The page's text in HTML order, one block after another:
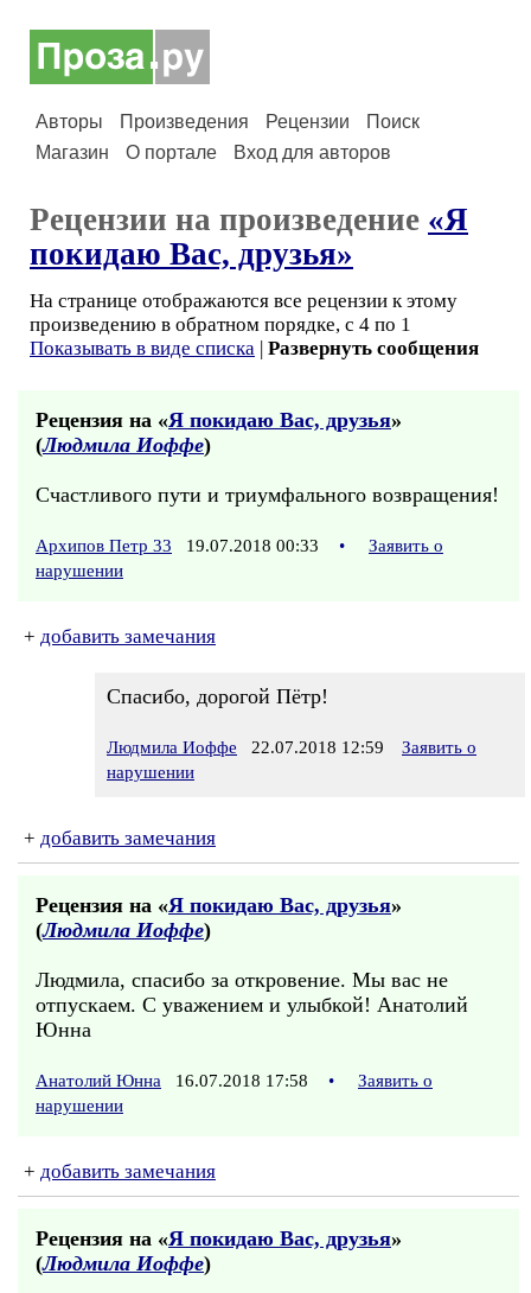
Авторы Произведения Рецензии
Поиск
Магазин
О портале Вход для авторов
Рецензии на произведение «Я
покидаю Вас, друзья»
На странице отображаются все рецензии к этому
произведению в обратном порядке, с 4 по 1
Показывать в виде списка | Развернуть сообщения
Рецензия на «Я покидаю Вас, друзья»
(Людмила Иоффе)
Счастливого пути и триумфального возвращения!
Архипов Петр 33 19.07.2018 00:33 •
Заявить о
нарушении
+ добавить замечания
Спасибо, дорогой Пётр!
Людмила Иоффе 22.07.2018 12:59
Заявить о
нарушении
+ добавить замечания
Рецензия на «Я покидаю Вас, друзья»
(Людмила Иоффе)
Людмила, спасибо за откровение. Мы вас не
отпускаем. С уважением и улыбкой! Анатолий
Юнна
Анатолий Юнна 16.07.2018 17:58 •
Заявить о
нарушении
+ добавить замечания
Рецензия на «Я покидаю Вас, друзья»
(Людмила Иоффе)